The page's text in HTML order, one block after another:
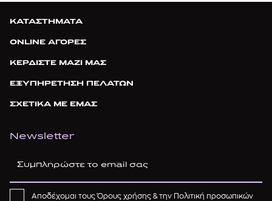
ΚΑΤΑΣΤΗΜΑΤΑ
ONLINE ΑΓΟΡΕΣ
ΚΕΡΔΙΣΤΕ ΜΑΖΙ ΜΑΣ
ΕΞΥΠΗΡΕΤΗΣΗ ΠΕΛΑΤΩΝ
ΣΧΕΤΙΚΑ ΜΕ ΕΜΑΣ
Newsletter
Αποδέχομαι τουςΌρους χρήσης & την Πολιτική προσωπικών